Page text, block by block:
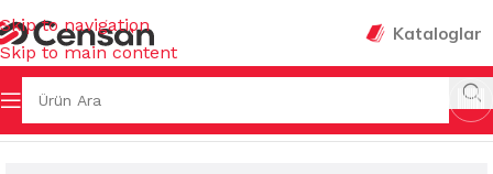
Skip to navigation
Skip to main content
Kataloglar
TEMİZLİK KİMYASALLARI YAĞÇÖZ&KİREÇ ÇÖZ&TUZRUHU